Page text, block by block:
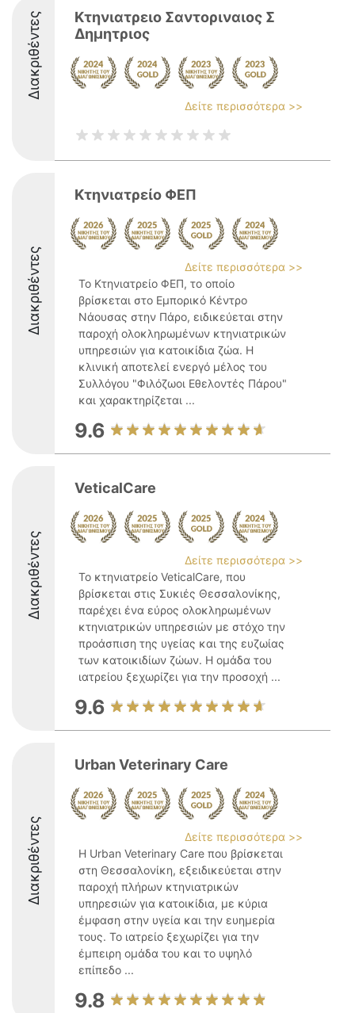
Διακριθέντες
Κτηνιατρειο Σαντοριναιος Σ
Δημητριος
Δείτε περισσότερα >>
Διακριθέντες
Κτηνιατρείο ΦΕΠ
Δείτε περισσότερα >>
Το Κτηνιατρείο ΦΕΠ, το οποίο
βρίσκεται στο Εμπορικό Κέντρο
Νάουσας στην Πάρο, ειδικεύεται στην
παροχή ολοκληρωμένων κτηνιατρικών
υπηρεσιών για κατοικίδια ζώα. Η
κλινική αποτελεί ενεργό μέλος του
Συλλόγου "Φιλόζωοι Εθελοντές Πάρου"
και χαρακτηρίζεται ...
9.6
Διακριθέντες
VeticalCare
Δείτε περισσότερα >>
Το κτηνιατρείο VeticalCare, που
βρίσκεται στις Συκιές Θεσσαλονίκης,
παρέχει ένα εύρος ολοκληρωμένων
κτηνιατρικών υπηρεσιών με στόχο την
προάσπιση της υγείας και της ευζωίας
των κατοικιδίων ζώων. Η ομάδα του
ιατρείου ξεχωρίζει για την προσοχή ...
9.6
Διακριθέντες
Urban Veterinary Care
Δείτε περισσότερα >>
Η Urban Veterinary Care που βρίσκεται
στη Θεσσαλονίκη, εξειδικεύεται στην
παροχή πλήρων κτηνιατρικών
υπηρεσιών για κατοικίδια, με κύρια
έμφαση στην υγεία και την ευημερία
τους. Το ιατρείο ξεχωρίζει για την
έμπειρη ομάδα του και το υψηλό
επίπεδο ...
9.8